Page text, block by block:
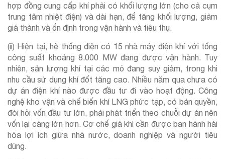
hợp đồng cung cấp khí phải có khối lượng lớn (cho cả cụm
trung tâm nhiệt điện) và dài hạn, để tăng khối lượng, giảm
giá thành và ổn định trong vận hành và tiêu thụ.
(ii) Hiện tại, hệ thống điện có 15 nhà máy điện khí với tổng
công suất khoảng 8.000 MW đang được vận hành. Tuy
nhiên, sản lượng khí tại các mỏ đang suy giảm, trong khi
nhu cầu sử dụng khí đốt tăng cao. Nhiều năm qua chưa có
dự án điện khí nào được đầu tư đi vào hoạt động. Công
nghệ kho vận và chế biến khí LNG phức tạp, có bản quyền,
đòi hỏi vốn đầu tư lớn, phải phát triển theo chuỗi dự án nên
vốn lại càng lớn hơn. Cơ chế giá khí cần được ban hành hài
hòa lợi ích giữa nhà nước, doanh nghiệp và người tiêu
dùng.